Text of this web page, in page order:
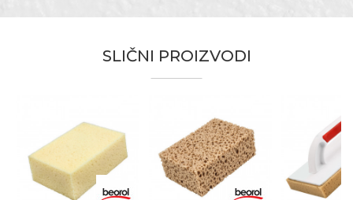
ABS
Sunđer
8mm
Zanati
Keramičari
SLIČNI PROIZVODI